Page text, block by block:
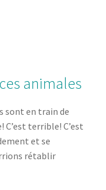
animales
sont en train de
terrible! C’est
et se
rétablir